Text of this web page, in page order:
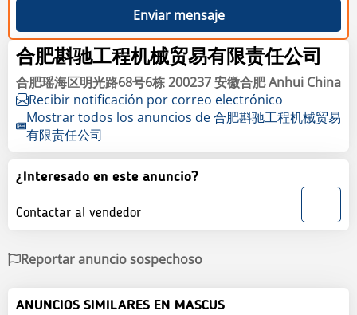
Enviar mensaje
合肥斟驰工程机械贸易有限责任公司
合肥瑶海区明光路68号6栋 200237 安徽合肥 Anhui China
Recibir notificación por correo electrónico
Mostrar todos los anuncios de 合肥斟驰工程机械贸易
有限责任公司
¿Interesado en este anuncio?
Contactar al vendedor
Reportar anuncio sospechoso
ANUNCIOS SIMILARES EN MASCUS